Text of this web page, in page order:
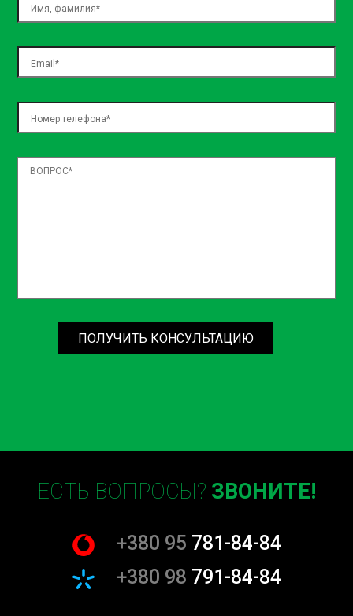
ПОЛУЧИТЬ КОНСУЛЬТАЦИЮ
ЕСТЬ ВОПРОСЫ? ЗВОНИТЕ!
+380 95 781-84-84
+380 98 791-84-84